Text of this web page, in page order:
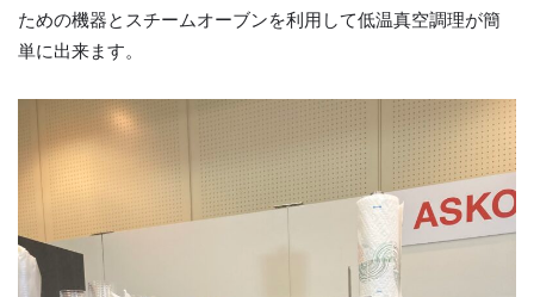
ための機器とスチームオーブンを利用して低温真空調理が簡
単に出来ます。